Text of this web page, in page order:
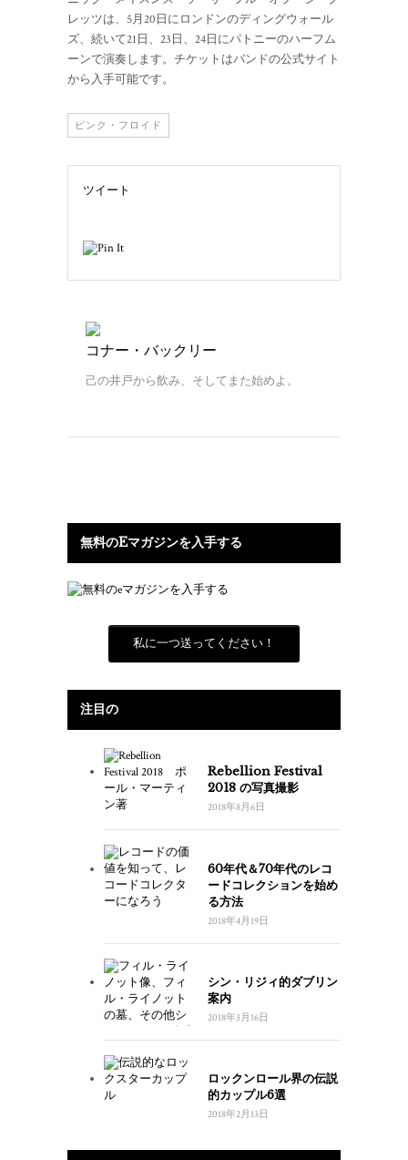
レッツは、5月20日にロンドンのディングウォール
ズ、続いて21日、23日、24日にパトニーのハーフム
ーンで演奏します。チケットはバンドの公式サイト
から入手可能です。
ピンク・フロイド
ツイート
コナー・バックリー
己の井戸から飲み、そしてまた始めよ。
無料のEマガジンを入手する
私に一つ送ってください！
注目の
Rebellion Festival
2018 の写真撮影
2018年8月6日
60年代＆70年代のレコ
ードコレクションを始め
る方法
2018年4月19日
シン・リジィ的ダブリン
案内
2018年3月16日
ロックンロール界の伝説
的カップル6選
2018年2月13日